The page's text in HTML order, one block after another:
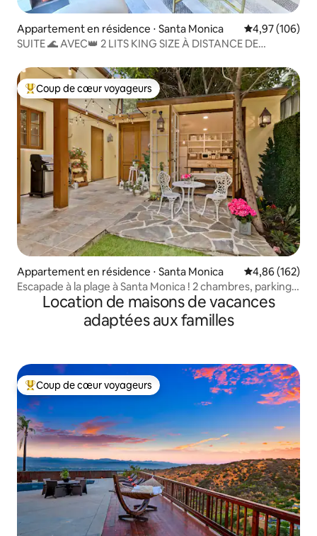
Appartement en résidence ⋅ Santa Monica Évaluation
4,97 (106)
SUITE 🌊 AVEC👑 2 LITS KING SIZE À DISTANCE DE
Coups de cœur voyageurs les plus appréciés
Coup de cœur voyageurs
Appartement en résidence ⋅ Santa Monica Évaluation
4,86 (162)
Escapade à la plage à Santa Monica ! 2 chambres, parking
et vélosLocation de maisons de vacances
adaptées aux familles
Coups de cœur voyageurs les plus appréciés
Coup de cœur voyageurs